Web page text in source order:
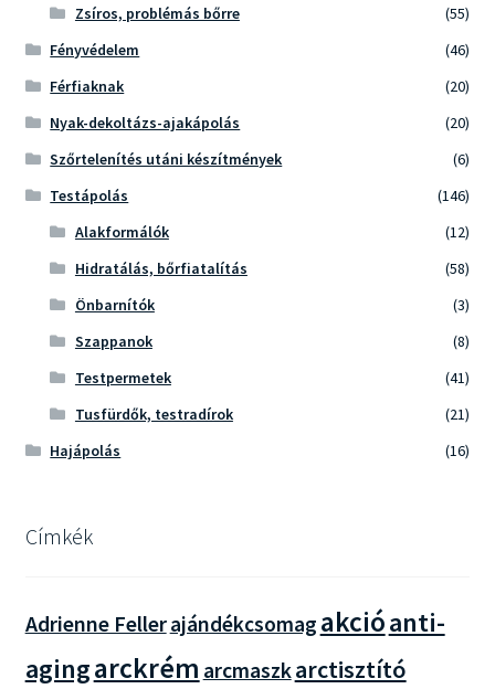
Zsíros, problémás bőrre
(55)
Fényvédelem
(46)
Férfiaknak
(20)
Nyak-dekoltázs-ajakápolás
(20)
Szőrtelenítés utáni készítmények
(6)
Testápolás
(146)
Alakformálók
(12)
Hidratálás, bőrfiatalítás
(58)
Önbarnítók
(3)
Szappanok
(8)
Testpermetek
(41)
Tusfürdők, testradírok
(21)
Hajápolás
(16)
Címkék
Adrienne Fellerajándékcsomag akcióanti-
agingarckrém arcmaszkarctisztító